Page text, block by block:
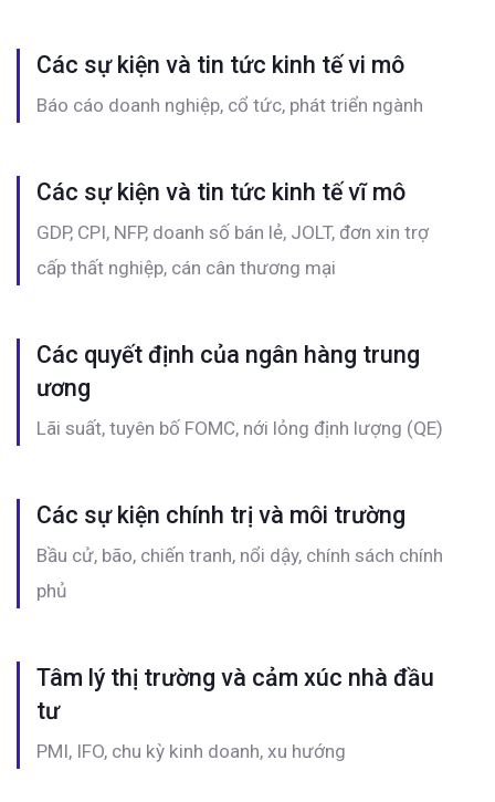
Các sự kiện và tin tức kinh tế vi mô
Báo cáo doanh nghiệp, cổ tức, phát triển ngành
Các sự kiện và tin tức kinh tế vĩ mô
GDP, CPI, NFP, doanh số bán lẻ, JOLT, đơn xin trợ
cấp thất nghiệp, cán cân thương mại
Các quyết định của ngân hàng trung
ương
Lãi suất, tuyên bố FOMC, nới lỏng định lượng (QE)
Các sự kiện chính trị và môi trường
Bầu cử, bão, chiến tranh, nổi dậy, chính sách chính
phủ
Tâm lý thị trường và cảm xúc nhà đầu
tư
PMI, IFO, chu kỳ kinh doanh, xu hướng